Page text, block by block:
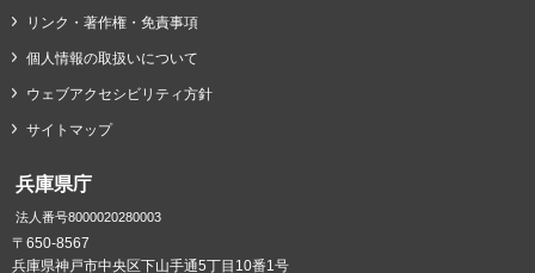
リンク・著作権・免責事項
個人情報の取扱いについて
ウェブアクセシビリティ方針
サイトマップ
兵庫県庁
法人番号8000020280003
〒650-8567
兵庫県神戸市中央区下山手通5丁目10番1号